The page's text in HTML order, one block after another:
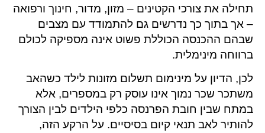
תחילה את צורכי הקטינים – מזון, מדור, חינוך ורפואה
– אך בתוך כך נדרשים גם להתמודד עם מצבים
שבהם ההכנסה הכוללת פשוט אינה מספיקה לכולם
ברווחה מינימלית.
לכן, הדיון על מינימום תשלום מזונות לילד כשהאב
משתכר שכר נמוך אינו עוסק רק במספרים, אלא
במתח שבין חובת הפרנסה כלפי הילדים לבין הצורך
להותיר לאב תנאי קיום בסיסיים. על הרקע הזה,